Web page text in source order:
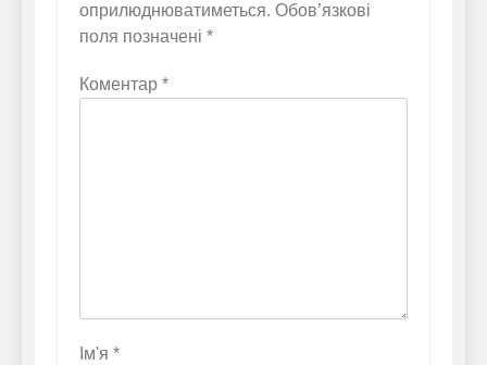
оприлюднюватиметься. Обов’язкові
поля позначені *
Коментар *
Ім'я *